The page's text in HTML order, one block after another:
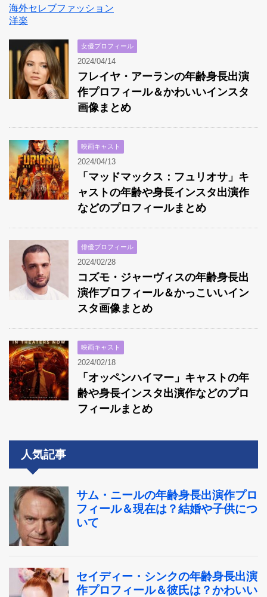
海外セレブファッション
洋楽
女優プロフィール
2024/04/14
フレイヤ・アーランの年齢身長出演
作プロフィール＆かわいいインスタ
画像まとめ
映画キャスト
2024/04/13
「マッドマックス：フュリオサ」キ
ャストの年齢や身長インスタ出演作
などのプロフィールまとめ
俳優プロフィール
2024/02/28
コズモ・ジャーヴィスの年齢身長出
演作プロフィール＆かっこいいイン
スタ画像まとめ
映画キャスト
2024/02/18
「オッペンハイマー」キャストの年
齢や身長インスタ出演作などのプロ
フィールまとめ
人気記事